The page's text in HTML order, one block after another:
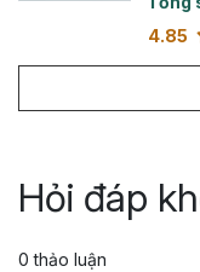
4.85
Tổng
Hỏi đáp
0 thảo luận